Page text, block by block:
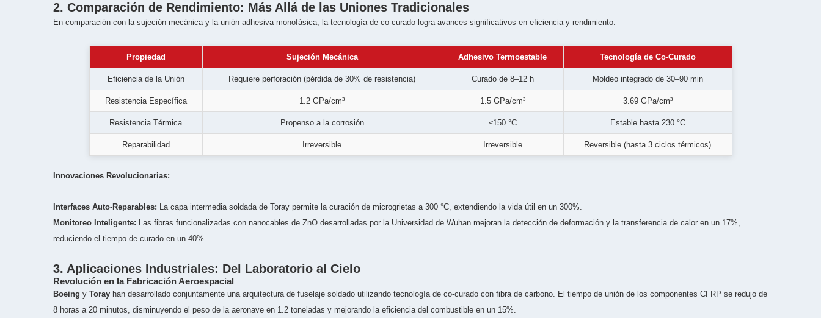
2. Comparación de Rendimiento: Más Allá de las Uniones Tradicionales
En comparación con la sujeción mecánica y la unión adhesiva monofásica, la tecnología de co-curado logra avances significativos en eficiencia y rendimiento:
Propiedad Sujeción Mecánica Adhesivo Termoestable Tecnología de Co-Curado
Eficiencia de la Unión Requiere perforación (pérdida de 30% de resistencia) Curado de 8–12 h Moldeo integrado de 30–90 min
Resistencia Específica 1.2 GPa/cm³ 1.5 GPa/cm³ 3.69 GPa/cm³
Resistencia Térmica Propenso a la corrosión ≤150 °C Estable hasta 230 °C
Reparabilidad Irreversible Irreversible Reversible (hasta 3 ciclos térmicos)
Innovaciones Revolucionarias:
Interfaces Auto-Reparables: La capa intermedia soldada de Toray permite la curación de microgrietas a 300 °C, extendiendo la vida útil en un 300%.
Monitoreo Inteligente: Las fibras funcionalizadas con nanocables de ZnO desarrolladas por la Universidad de Wuhan mejoran la detección de deformación y la transferencia de calor en un 17%,
reduciendo el tiempo de curado en un 40%.
3. Aplicaciones Industriales: Del Laboratorio al Cielo
Revolución en la Fabricación Aeroespacial
Boeing y Toray han desarrollado conjuntamente una arquitectura de fuselaje soldado utilizando tecnología de co-curado con fibra de carbono. El tiempo de unión de los componentes CFRP se redujo de
8 horas a 20 minutos, disminuyendo el peso de la aeronave en 1.2 toneladas y mejorando la eficiencia del combustible en un 15%.